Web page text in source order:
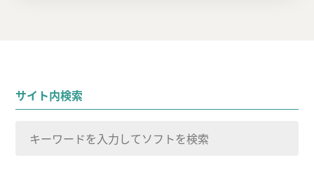
サイト内検索